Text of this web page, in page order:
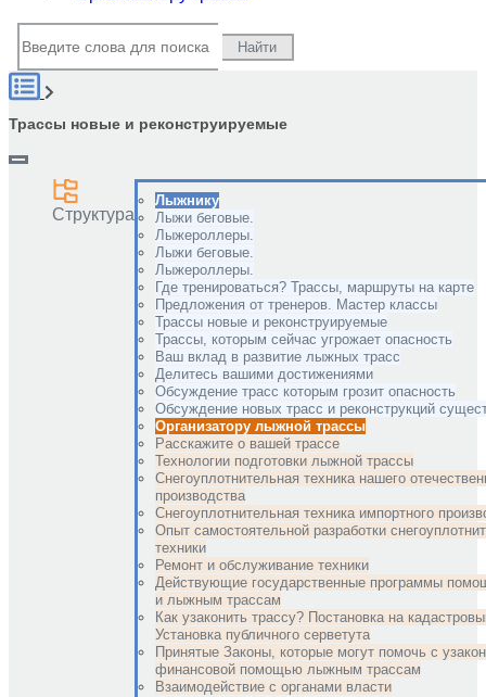
Найти
Трассы новые и реконструируемые
Структура
Лыжнику
Лыжи беговые.
Лыжероллеры.
Лыжи беговые.
Лыжероллеры.
Где тренироваться? Трассы, маршруты на карте
Предложения от тренеров. Мастер классы
Трассы новые и реконструируемые
Трассы, которым сейчас угрожает опасность
Ваш вклад в развитие лыжных трасс
Делитесь вашими достижениями
Обсуждение трасс которым грозит опасность
Обсуждение новых трасс и реконструкций
Организатору лыжной трассы
Расскажите о вашей трассе
Технологии подготовки лыжной трассы
Снегоуплотнительная техника нашего
производства
Снегоуплотнительная техника импортного
Опыт самостоятельной разработки
техники
Ремонт и обслуживание техники
Действующие государственные программы
и лыжным трассам
Как узаконить трассу? Постановка на
Установка публичного серветута
Принятые Законы, которые могут помочь с
финансовой помощью лыжным трассам
Взаимодействие с органами власти